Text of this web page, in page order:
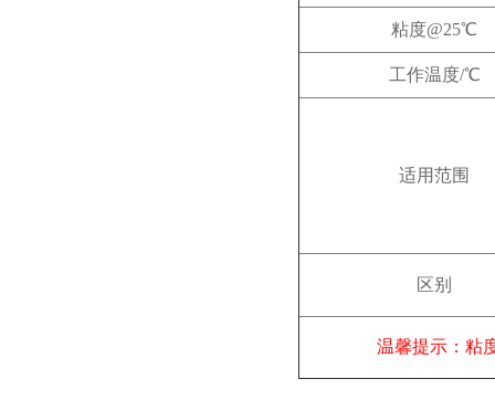
粘度@25℃
工作温度/℃
适用范围
区别
温馨提示：粘